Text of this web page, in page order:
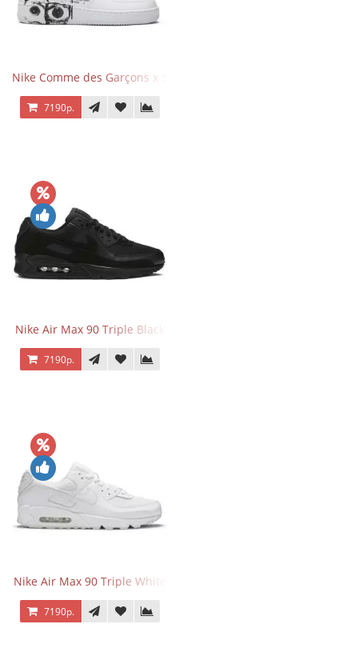
Nike Comme des Garçons x Supreme x Air Force 1 Low Eyes
7190р.
Nike Air Max 90 Triple Black
7190р.
Nike Air Max 90 Triple White
7190р.